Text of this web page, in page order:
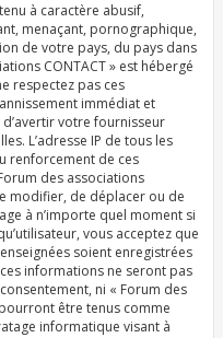
à caractère abusif,
menaçant, pornographique,
de votre pays, du pays dans
CONTACT » est hébergé
respectez pas ces
immédiat et
votre fournisseur
L’adresse IP de tous les
renforcement de ces
des associations
modifier, de déplacer ou de
à n’importe quel moment si
vous acceptez que
soient enregistrées
informations ne seront pas
ni « Forum des
être tenus comme
informatique visant à